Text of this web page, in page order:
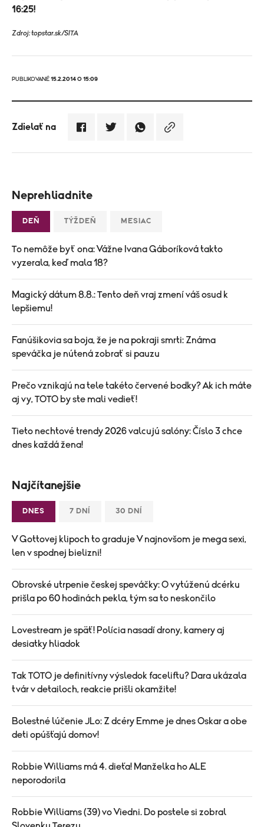
16:25!
Zdroj: topstar.sk/SITA
PUBLIKOVANÉ 15.2.2014 O 15:09
Zdielať na
Neprehliadnite
DEŇ TÝŽDEŇ MESIAC
To nemôže byť ona: Vážne Ivana Gáboríková takto
vyzerala, keď mala 18?
Magický dátum 8.8.: Tento deň vraj zmení váš osud k
lepšiemu!
Fanúšikovia sa boja, že je na pokraji smrti: Známa
speváčka je nútená zobrať si pauzu
Prečo vznikajú na tele takéto červené bodky? Ak ich máte
aj vy, TOTO by ste mali vedieť!
Tieto nechtové trendy 2026 valcujú salóny: Číslo 3 chce
dnes každá žena!
Najčítanejšie
DNES 7 DNÍ 30 DNÍ
V Gottovej klipoch to graduje V najnovšom je mega sexi,
len v spodnej bielizni!
Obrovské utrpenie českej speváčky: O vytúženú dcérku
prišla po 60 hodinách pekla, tým sa to neskončilo
Lovestream je späť! Polícia nasadí drony, kamery aj
desiatky hliadok
Tak TOTO je definitívny výsledok faceliftu? Dara ukázala
tvár v detailoch, reakcie prišli okamžite!
Bolestné lúčenie JLo: Z dcéry Emme je dnes Oskar a obe
deti opúšťajú domov!
Robbie Williams má 4. dieťa! Manželka ho ALE
neporodorila
Robbie Williams (39) vo Viedni. Do postele si zobral